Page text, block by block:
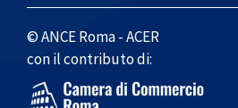
© ANCE Roma - ACER
con il contributo di: